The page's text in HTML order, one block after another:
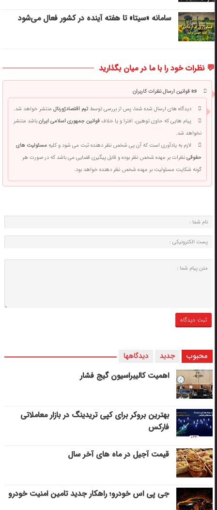
سامانه «سیتا» تا هفته آینده در کشور فعال می‌شود
💬 نظرات خود را با ما در میان بگذارید
📜 قوانین ارسال نظرات کاربران
دیدگاه های ارسال شده شما، پس از بررسی توسطتیم اقتصادژورنالمنتشر خواهد شد.
پیام هایی که حاوی توهین، افترا و یا خلافقوانین جمهوری اسلامی ایرانباشد منتشر
نخواهد شد.
لازم به یادآوری است که آی پی شخص نظر دهنده ثبت می شود و کلیهمسئولیت های
حقوقینظرات بر عهده شخص نظر بوده و قابل پیگیری قضایی می باشد که در صورت هر
گونه شکایت مسئولیت بر عهده شخص نظر دهنده خواهد بود.
محبوب جدید دیدگاهها
اهمیت کالیبراسیون گیج فشار
بهترین بروکر برای کپی‌ تریدینگ در بازار معاملاتی
فارکس
قیمت آجیل در ماه های آخر سال
جی پی اس خودرو؛ راهکار جدید تامین امنیت خودرو